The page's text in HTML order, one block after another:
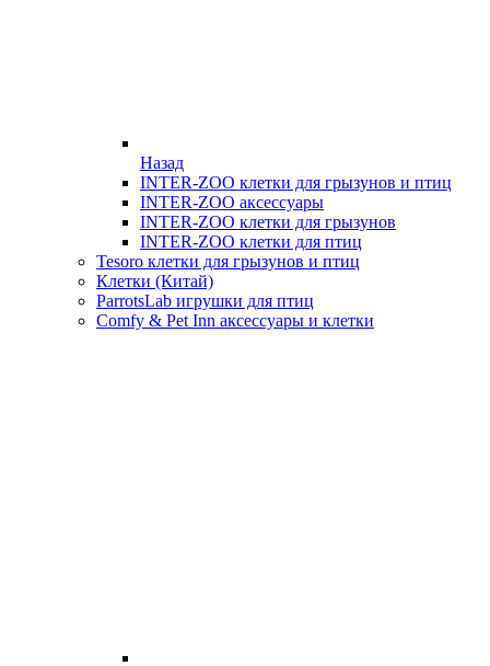
Назад
INTER-ZOO клетки для грызунов и птиц
INTER-ZOO аксессуары
INTER-ZOO клетки для грызунов
INTER-ZOO клетки для птиц
Tesoro клетки для грызунов и птиц
Клетки (Китай)
ParrotsLab игрушки для птиц
Comfy & Pet Inn аксессуары и клетки